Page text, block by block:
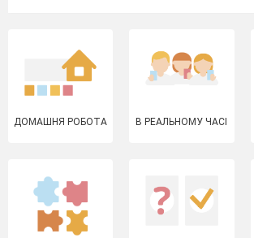
ДОМАШНЯ РОБОТА В РЕАЛЬНОМУ ЧАСІ